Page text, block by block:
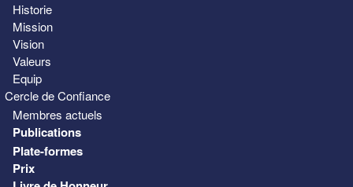
Historie
Mission
Vision
Valeurs
Equip
Cercle de Confiance
Membres actuels
Publications
Plate-formes
Prix